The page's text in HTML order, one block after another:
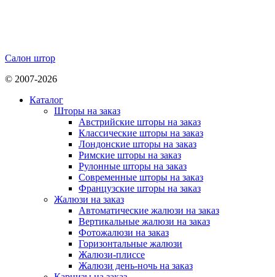
Салон штор
© 2007-2026
Каталог
Шторы на заказ
Австрийские шторы на заказ
Классические шторы на заказ
Лондонские шторы на заказ
Римские шторы на заказ
Рулонные шторы на заказ
Современные шторы на заказ
Французские шторы на заказ
Жалюзи на заказ
Автоматические жалюзи на заказ
Вертикальные жалюзи на заказ
Фотожалюзи на заказ
Горизонтальные жалюзи
Жалюзи-плиссе
Жалюзи день-ночь на заказ